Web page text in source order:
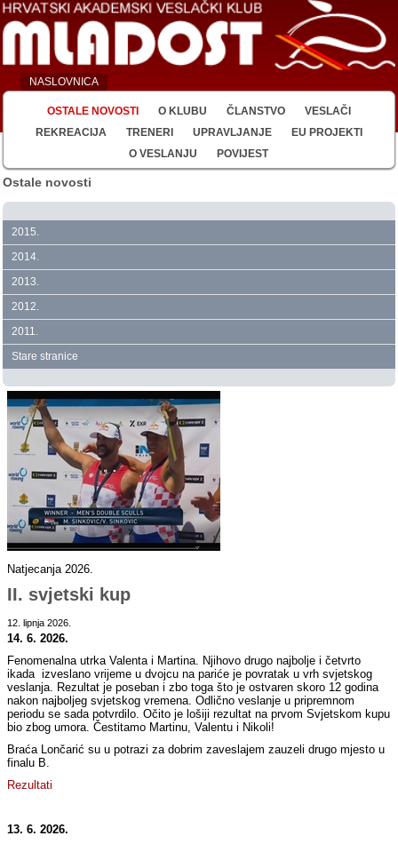
NASLOVNICA
OSTALE NOVOSTI O KLUBU ČLANSTVO
VESLAČI
REKREACIJA
TRENERI UPRAVLJANJE
EU PROJEKTI
O VESLANJU
POVIJEST
Ostale novosti
2015.
2014.
2013.
2012.
2011.
Stare stranice
Natjecanja 2026.
II. svjetski kup
12. lipnja 2026.
14. 6. 2026.
Fenomenalna utrka Valenta i Martina. Njihovo drugo najbolje i četvrto
ikada izveslano vrijeme u dvojcu na pariće je povratak u vrh svjetskog
veslanja. Rezultat je poseban i zbo toga što je ostvaren skoro 12 godina
nakon najboljeg svjetskog vremena. Odlično veslanje u pripremnom
periodu se sada potvrdilo. Očito je lošiji rezultat na prvom Svjetskom kupu
bio zbog umora. Čestitamo Martinu, Valentu i Nikoli!
Braća Lončarić su u potrazi za dobrim zaveslajem zauzeli drugo mjesto u
finalu B.
Rezultati
13. 6. 2026.